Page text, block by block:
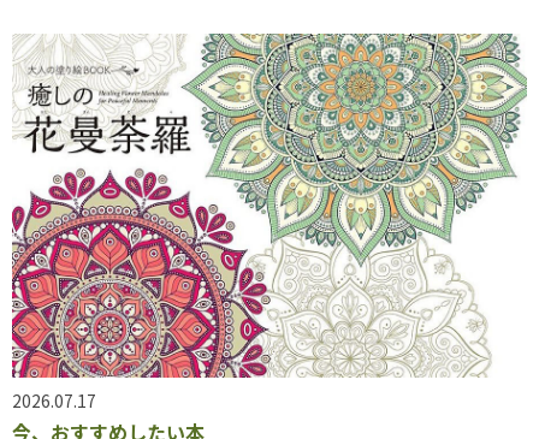
2026.07.17
今、おすすめしたい本